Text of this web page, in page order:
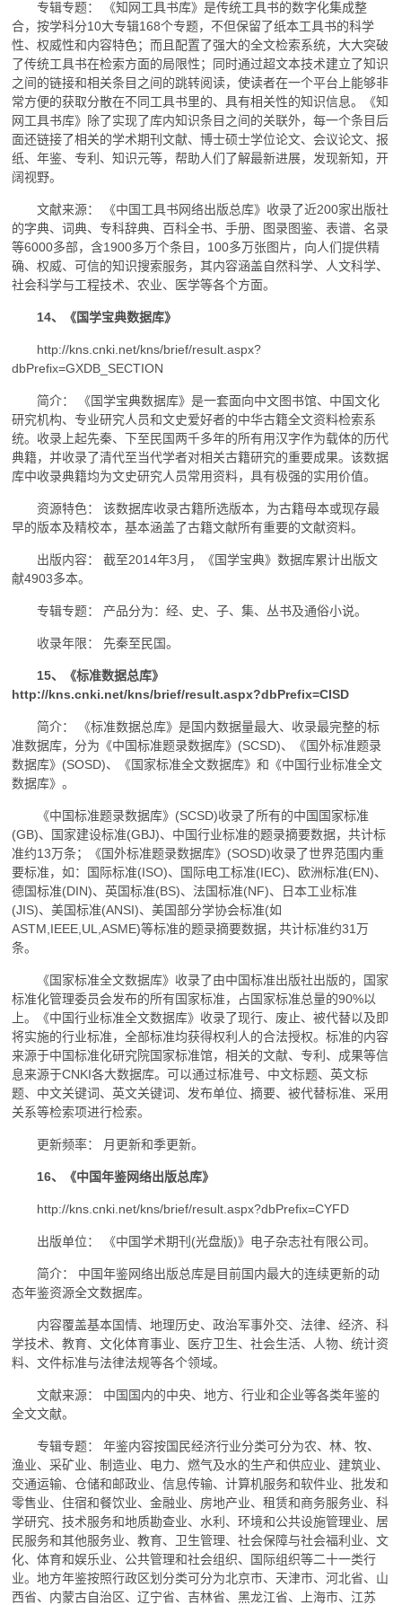
专辑专题： 《知网工具书库》是传统工具书的数字化集成整
合，按学科分10大专辑168个专题，不但保留了纸本工具书的科学
性、权威性和内容特色；而且配置了强大的全文检索系统，大大突破
了传统工具书在检索方面的局限性；同时通过超文本技术建立了知识
之间的链接和相关条目之间的跳转阅读，使读者在一个平台上能够非
常方便的获取分散在不同工具书里的、具有相关性的知识信息。《知
网工具书库》除了实现了库内知识条目之间的关联外，每一个条目后
面还链接了相关的学术期刊文献、博士硕士学位论文、会议论文、报
纸、年鉴、专利、知识元等，帮助人们了解最新进展，发现新知，开
阔视野。
文献来源： 《中国工具书网络出版总库》收录了近200家出版社
的字典、词典、专科辞典、百科全书、手册、图录图鉴、表谱、名录
等6000多部，含1900多万个条目，100多万张图片，向人们提供精
确、权威、可信的知识搜索服务，其内容涵盖自然科学、人文科学、
社会科学与工程技术、农业、医学等各个方面。
14、《国学宝典数据库》
http://kns.cnki.net/kns/brief/result.aspx?
dbPrefix=GXDB_SECTION
简介： 《国学宝典数据库》是一套面向中文图书馆、中国文化
研究机构、专业研究人员和文史爱好者的中华古籍全文资料检索系
统。收录上起先秦、下至民国两千多年的所有用汉字作为载体的历代
典籍，并收录了清代至当代学者对相关古籍研究的重要成果。该数据
库中收录典籍均为文史研究人员常用资料，具有极强的实用价值。
资源特色： 该数据库收录古籍所选版本，为古籍母本或现存最
早的版本及精校本，基本涵盖了古籍文献所有重要的文献资料。
出版内容： 截至2014年3月，《国学宝典》数据库累计出版文
献4903多本。
专辑专题： 产品分为：经、史、子、集、丛书及通俗小说。
收录年限： 先秦至民国。
15、《标准数据总库》
http://kns.cnki.net/kns/brief/result.aspx?dbPrefix=CISD
简介： 《标准数据总库》是国内数据量最大、收录最完整的标
准数据库，分为《中国标准题录数据库》(SCSD)、《国外标准题录
数据库》(SOSD)、《国家标准全文数据库》和《中国行业标准全文
数据库》。
《中国标准题录数据库》(SCSD)收录了所有的中国国家标准
(GB)、国家建设标准(GBJ)、中国行业标准的题录摘要数据，共计标
准约13万条；《国外标准题录数据库》(SOSD)收录了世界范围内重
要标准，如：国际标准(ISO)、国际电工标准(IEC)、欧洲标准(EN)、
德国标准(DIN)、英国标准(BS)、法国标准(NF)、日本工业标准
(JIS)、美国标准(ANSI)、美国部分学协会标准(如
ASTM,IEEE,UL,ASME)等标准的题录摘要数据，共计标准约31万
条。
《国家标准全文数据库》收录了由中国标准出版社出版的，国家
标准化管理委员会发布的所有国家标准，占国家标准总量的90%以
上。《中国行业标准全文数据库》收录了现行、废止、被代替以及即
将实施的行业标准，全部标准均获得权利人的合法授权。标准的内容
来源于中国标准化研究院国家标准馆，相关的文献、专利、成果等信
息来源于CNKI各大数据库。可以通过标准号、中文标题、英文标
题、中文关键词、英文关键词、发布单位、摘要、被代替标准、采用
关系等检索项进行检索。
更新频率： 月更新和季更新。
16、《中国年鉴网络出版总库》
http://kns.cnki.net/kns/brief/result.aspx?dbPrefix=CYFD
出版单位： 《中国学术期刊(光盘版)》电子杂志社有限公司。
简介： 中国年鉴网络出版总库是目前国内最大的连续更新的动
态年鉴资源全文数据库。
内容覆盖基本国情、地理历史、政治军事外交、法律、经济、科
学技术、教育、文化体育事业、医疗卫生、社会生活、人物、统计资
料、文件标准与法律法规等各个领域。
文献来源： 中国国内的中央、地方、行业和企业等各类年鉴的
全文文献。
专辑专题： 年鉴内容按国民经济行业分类可分为农、林、牧、
渔业、采矿业、制造业、电力、燃气及水的生产和供应业、建筑业、
交通运输、仓储和邮政业、信息传输、计算机服务和软件业、批发和
零售业、住宿和餐饮业、金融业、房地产业、租赁和商务服务业、科
学研究、技术服务和地质勘查业、水利、环境和公共设施管理业、居
民服务和其他服务业、教育、卫生管理、社会保障与社会福利业、文
化、体育和娱乐业、公共管理和社会组织、国际组织等二十一类行
业。地方年鉴按照行政区划分类可分为北京市、天津市、河北省、山
西省、内蒙古自治区、辽宁省、吉林省、黑龙江省、上海市、江苏